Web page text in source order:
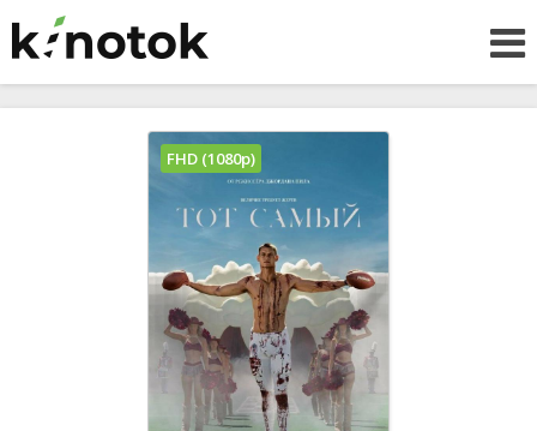
FHD (1080p)